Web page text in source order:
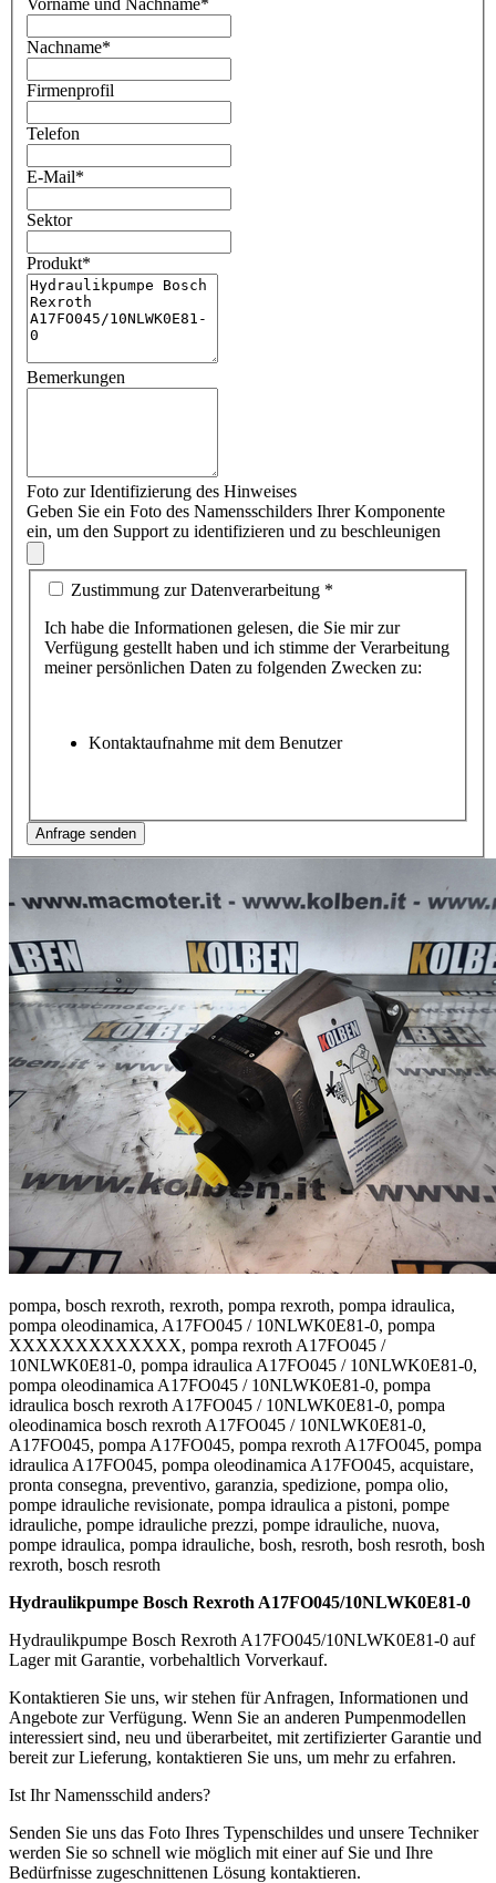
Vorname und Nachname*
Nachname*
Firmenprofil
Telefon
E-Mail*
Sektor
Produkt*
Bemerkungen
Foto zur Identifizierung des Hinweises
Geben Sie ein Foto des Namensschilders Ihrer Komponente
ein, um den Support zu identifizieren und zu beschleunigen
Zustimmung zur Datenverarbeitung *
Ich habe die Informationen gelesen, die Sie mir zur
Verfügung gestellt haben und ich stimme der Verarbeitung
meiner persönlichen Daten zu folgenden Zwecken zu:
Kontaktaufnahme mit dem Benutzer
pompa, bosch rexroth, rexroth, pompa rexroth, pompa idraulica,
pompa oleodinamica, A17FO045 / 10NLWK0E81-0, pompa
XXXXXXXXXXXXX, pompa rexroth A17FO045 /
10NLWK0E81-0, pompa idraulica A17FO045 / 10NLWK0E81-0,
pompa oleodinamica A17FO045 / 10NLWK0E81-0, pompa
idraulica bosch rexroth A17FO045 / 10NLWK0E81-0, pompa
oleodinamica bosch rexroth A17FO045 / 10NLWK0E81-0,
A17FO045, pompa A17FO045, pompa rexroth A17FO045, pompa
idraulica A17FO045, pompa oleodinamica A17FO045, acquistare,
pronta consegna, preventivo, garanzia, spedizione, pompa olio,
pompe idrauliche revisionate, pompa idraulica a pistoni, pompe
idrauliche, pompe idrauliche prezzi, pompe idrauliche, nuova,
pompe idraulica, pompa idrauliche, bosh, resroth, bosh resroth, bosh
rexroth, bosch resroth
Hydraulikpumpe Bosch Rexroth A17FO045/10NLWK0E81-0
Hydraulikpumpe Bosch Rexroth A17FO045/10NLWK0E81-0 auf
Lager mit Garantie, vorbehaltlich Vorverkauf.
Kontaktieren Sie uns, wir stehen für Anfragen, Informationen und
Angebote zur Verfügung. Wenn Sie an anderen Pumpenmodellen
interessiert sind, neu und überarbeitet, mit zertifizierter Garantie und
bereit zur Lieferung, kontaktieren Sie uns, um mehr zu erfahren.
Ist Ihr Namensschild anders?
Senden Sie uns das Foto Ihres Typenschildes und unsere Techniker
werden Sie so schnell wie möglich mit einer auf Sie und Ihre
Bedürfnisse zugeschnittenen Lösung kontaktieren.